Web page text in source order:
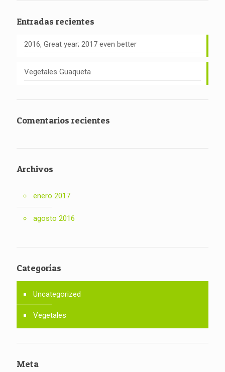
Entradas recientes
2016, Great year; 2017 even better
Vegetales Guaqueta
Comentarios recientes
Archivos
enero 2017
agosto 2016
Categorías
Uncategorized
Vegetales
Meta